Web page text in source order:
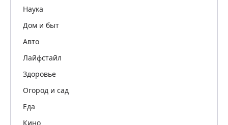
Наука
Дом и быт
Авто
Лайфстайл
Здоровье
Огород и сад
Еда
Кино